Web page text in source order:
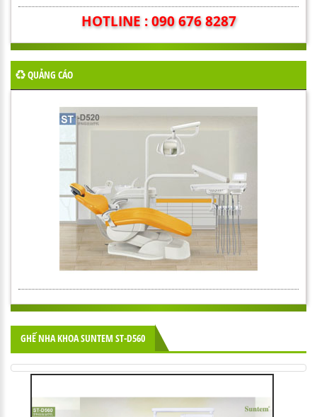
HOTLINE : 090 676 8287
QUẢNG CÁO
GHẾ NHA KHOA SUNTEM ST-D560